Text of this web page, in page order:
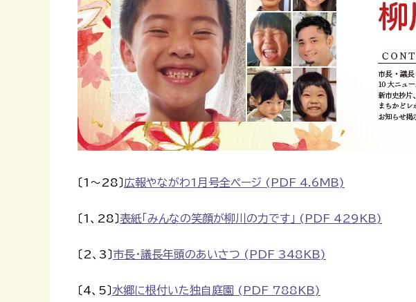
〔1～28〕 広報やながわ1月号全ページ (PDF 4.6MB)
〔1、28〕表紙「みんなの笑顔が柳川の力です」 (PDF 429KB)
〔2、3〕市長・議長年頭のあいさつ (PDF 348KB)
〔4、5〕 水郷に根付いた独自庭園 (PDF 788KB)